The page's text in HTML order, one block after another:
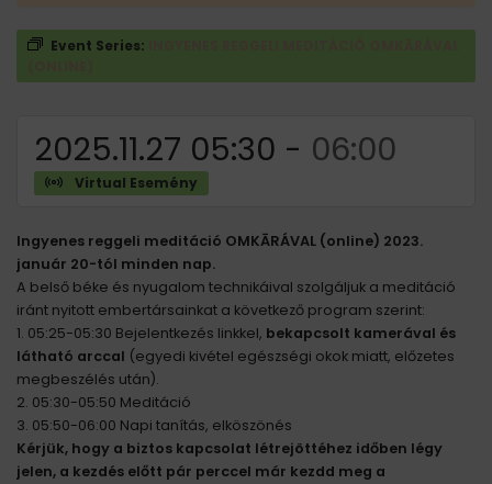
Event Series:
2025.11.27 05:30 - 06:00
Virtual Esemény
Ingyenes reggeli meditáció OMKĀRÁVAL (online) 2023.
január 20-tól minden nap.
A belső béke és nyugalom technikáival szolgáljuk a meditáció
iránt nyitott embertársainkat a következő program szerint:
1. 05:25-05:30 Bejelentkezés linkkel, bekapcsolt kamerával és
látható arccal (egyedi kivétel egészségi okok miatt, előzetes
megbeszélés után).
2. 05:30-05:50 Meditáció
3. 05:50-06:00 Napi tanítás, elköszönés
Kérjük, hogy a biztos kapcsolat létrejöttéhez időben légy
jelen, a kezdés előtt pár perccel már kezdd meg a